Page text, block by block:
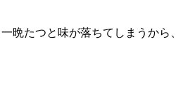
晩たつと味が落ちてしまうか